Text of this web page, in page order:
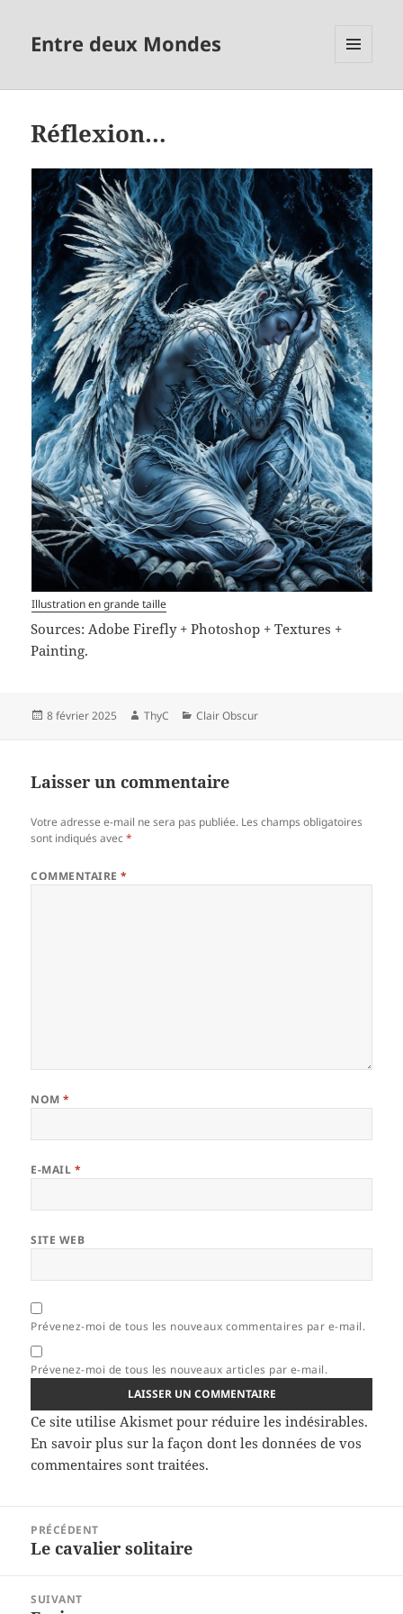
Entre deux Mondes
Réflexion…
Illustration en grande taille
Sources: Adobe Firefly + Photoshop + Textures +
Painting.
Publié
8 février 2025 Auteur
ThyC Catégories
Clair Obscur
Laisser un commentaire
Votre adresse e-mail ne sera pas publiée. Les champs obligatoires
sont indiqués avec*
COMMENTAIRE*
NOM*
E-MAIL *
SITE WEB
Prévenez-moi de tous les nouveaux commentaires par e-mail.
Prévenez-moi de tous les nouveaux articles par e-mail.
Ce site utilise Akismet pour réduire les indésirables.
En savoir plus sur la façon dont les données de vos
commentaires sont traitées.
l’article
PRÉCÉDENT
Article
Le cavalier solitaire
SUIVANT